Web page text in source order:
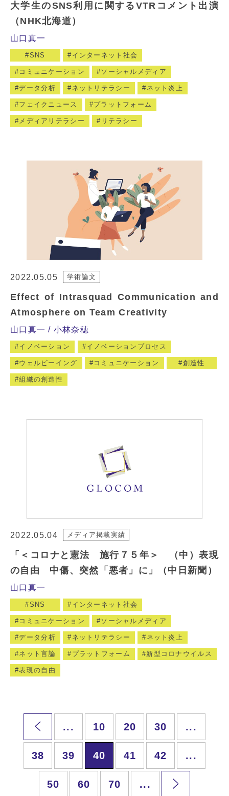
大学生のSNS利用に関するVTRコメント出演
（NHK北海道）
山口真一
SNS インターネット社会
コミュニケーション ソーシャルメディア
データ分析 ネットリテラシー ネット炎上
フェイクニュース プラットフォーム
メディアリテラシー リテラシー
2022.05.05 学術論文
Effect of Intrasquad Communication and
Atmosphere on Team Creativity
山口真一 小林奈穂
イノベーション イノベーションプロセス
ウェルビーイング コミュニケーション 創造性
組織の創造性
2022.05.04 メディア掲載実績
「＜コロナと憲法 施行７５年＞ （中）表現
の自由 中傷、突然「悪者」に」（中日新聞）
山口真一
SNS インターネット社会
コミュニケーション ソーシャルメディア
データ分析 ネットリテラシー ネット炎上
ネット言論 プラットフォーム 新型コロナウイルス
表現の自由
... 10 20 30 ...
38 39 40 41 42 ...
50 60 70 ...